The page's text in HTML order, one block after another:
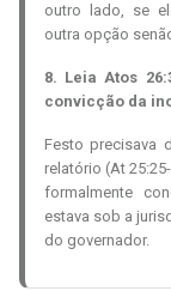
outro lado, se
outra opção
8. Leia Atos
convicção da
Festo precisava
relatório (At
formalmente
estava sob a
do governador.